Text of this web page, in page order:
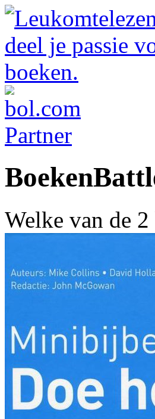
Welke van de